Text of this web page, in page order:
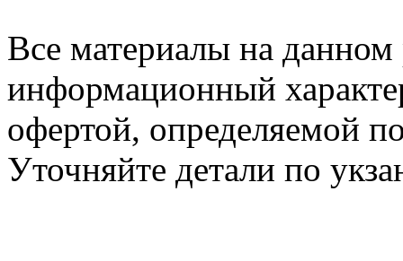
Все материалы на данном
информационный
офертой, определяемой
Уточняйте детали по